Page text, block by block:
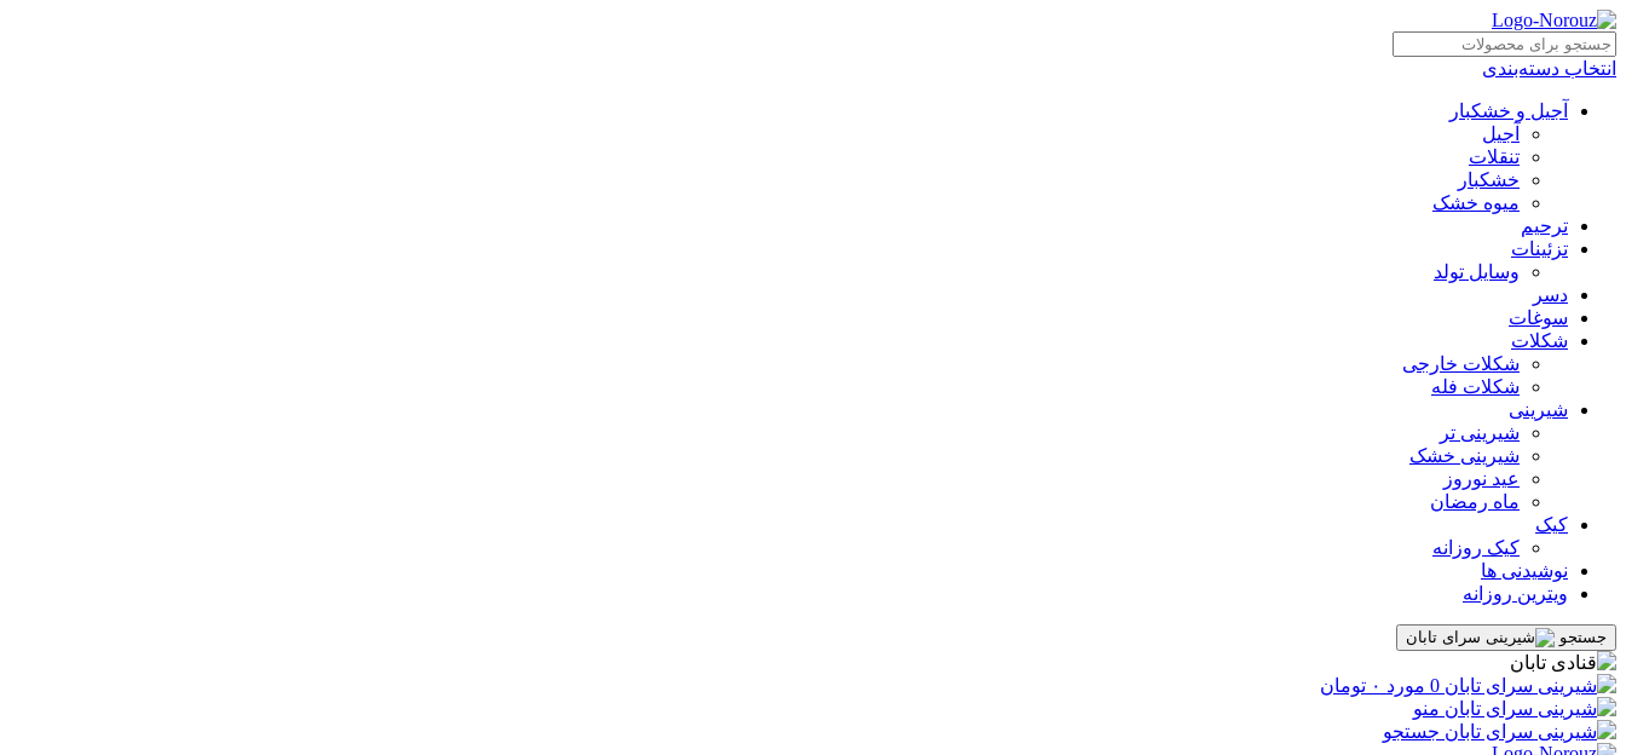
انتخاب دسته‌بندی
آجیل و خشکبار
آجیل
تنقلات
خشکبار
میوه خشک
ترحیم
تزئینات
وسایل تولد
دسر
سوغات
شکلات
شکلات خارجی
شکلات فله
شیرینی
شیرینی تر
شیرینی خشک
عید نوروز
ماه رمضان
کیک
کیک روزانه
نوشیدنی ها
ویترین روزانه
جستجو
0 مورد ۰ تومان
منو
جستجو